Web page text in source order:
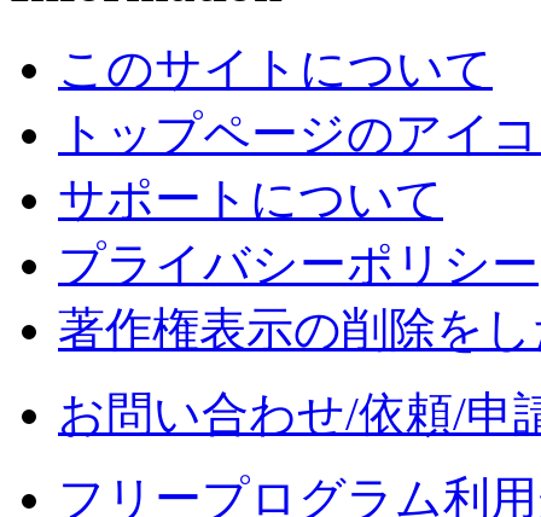
このサイトについて
トップページのアイ
サポートについて
プライバシーポリシー
著作権表示の削除を
お問い合わせ/依頼/申
フリープログラム利